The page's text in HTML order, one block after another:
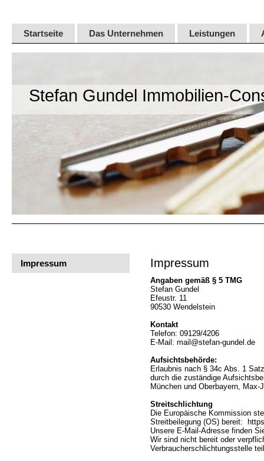
Startseite Das Unternehmen Leistungen
Stefan Gundel Immobilien-
Impressum Impressum
Angaben gemäß § 5 TMG
Stefan Gundel
Efeustr. 11
90530 Wendelstein
Kontakt
Telefon: 09129/4206
E-Mail: mail@stefan-gundel.de
Aufsichtsbehörde:
Erlaubnis nach § 34c Abs. 1
durch die zuständige
München und Oberbayern,
Streitschlichtung
Die Europäische Kommission
Streitbeilegung (OS) bereit:
Unsere E-Mail-Adresse finden
Wir sind nicht bereit oder
Verbraucherschlichtungsstelle